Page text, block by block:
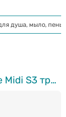
Отзывы PAMPERS Premium Care Midi S3 трусики, 6-11кг, 48шт.
душа, мыло, пены